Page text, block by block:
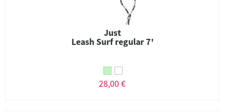
Just
Leash Surf regular 7'
28,00 €